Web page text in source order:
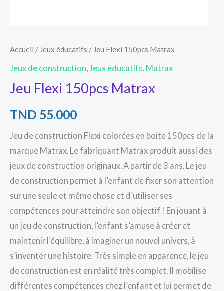
Accueil / Jeux éducatifs / Jeu Flexi 150pcs Matrax
Jeux de construction Jeux éducatifs Matrax
Jeu Flexi 150pcs Matrax
TND 55.000
Jeu de construction Flexi colorées en boite 150pcs de la
marque Matrax. Le fabriquant Matrax produit aussi des
jeux de construction originaux. A partir de 3 ans. Le jeu
de construction permet à l’enfant de fixer son attention
sur une seule et même chose et d’utiliser ses
compétences pour atteindre son objectif ! En jouant à
un jeu de construction, l’enfant s’amuse à créer et
maintenir l’équilibre, à imaginer un nouvel univers, à
s’inventer une histoire. Très simple en apparence, le jeu
de construction est en réalité très complet. Il mobilise
différentes compétences chez l’enfant et lui permet de